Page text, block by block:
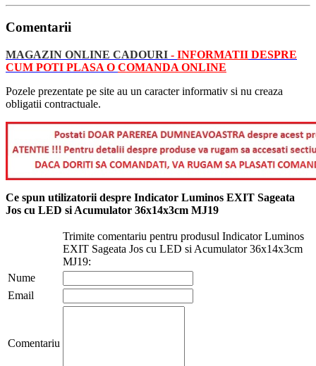
Comentarii
MAGAZIN ONLINE CADOURI - INFORMATII DESPRE
CUM POTI PLASA O COMANDA ONLINE
Pozele prezentate pe site au un caracter informativ si nu creaza
obligatii contractuale.
Ce spun utilizatorii despre Indicator Luminos EXIT Sageata
Jos cu LED si Acumulator 36x14x3cm MJ19
Trimite comentariu pentru produsul Indicator Luminos
EXIT Sageata Jos cu LED si Acumulator 36x14x3cm
MJ19:
Nume
Email
Comentariu